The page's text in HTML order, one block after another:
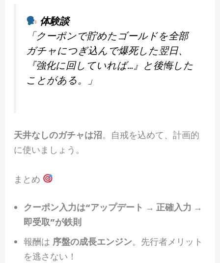
体験談
「クーポンで貯めたゴールドを全部
ガチャにつぎ込んで爆死した翌日、
『強化に回していれば…』と後悔した
ことがある。」
天井なしのガチャは沼。自戒を込めて、計画的
に使いましょう。
まとめ
クーポン入力は“アップデート → 正確入力 →
即受取”が鉄則
報酬は 序盤の成長エンジン。先行者メリット
を逃さない！